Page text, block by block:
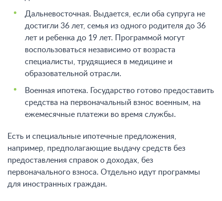
Дальневосточная. Выдается, если оба супруга не
достигли 36 лет, семья из одного родителя до 36
лет и ребенка до 19 лет. Программой могут
воспользоваться независимо от возраста
специалисты, трудящиеся в медицине и
образовательной отрасли.
Военная ипотека. Государство готово предоставить
средства на первоначальный взнос военным, на
ежемесячные платежи во время службы.
Есть и специальные ипотечные предложения,
например, предполагающие выдачу средств без
предоставления справок о доходах, без
первоначального взноса. Отдельно идут программы
для иностранных граждан.